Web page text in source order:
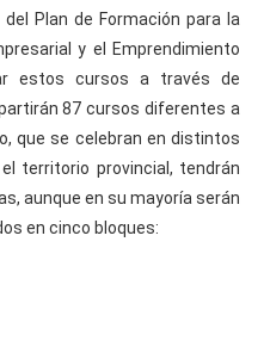
Plan de Formación para la
y el Emprendimiento
estos cursos a través de
87 cursos diferentes a
que se celebran en distintos
territorio provincial, tendrán
aunque en su mayoría serán
en cinco bloques: